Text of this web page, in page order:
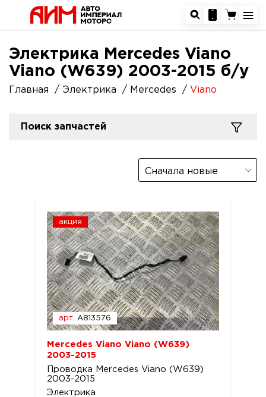
Электрика Mercedes Viano
Viano (W639) 2003-2015 б/у
Главная Электрика Mercedes Viano
Поиск запчастей
Сначала новые
акция
арт. A813576
Mercedes Viano Viano (W639)
2003-2015
Проводка Mercedes Viano (W639)
2003-2015
Электрика